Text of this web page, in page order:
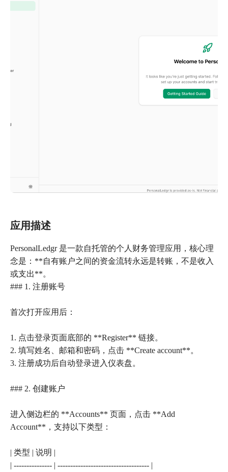
应用描述
PersonalLedgr 是一款自托管的个人财务管理应用，核心理
念是：**自有账户之间的资金流转永远是转账，不是收入
或支出**。
### 1. 注册账号
首次打开应用后：
1. 点击登录页面底部的 **Register** 链接。
2. 填写姓名、邮箱和密码，点击 **Create account**。
3. 注册成功后自动登录进入仪表盘。
### 2. 创建账户
进入侧边栏的 **Accounts** 页面，点击 **Add
Account**，支持以下类型：
| 类型 | 说明 |
| --------------- | ------------------------------------ |